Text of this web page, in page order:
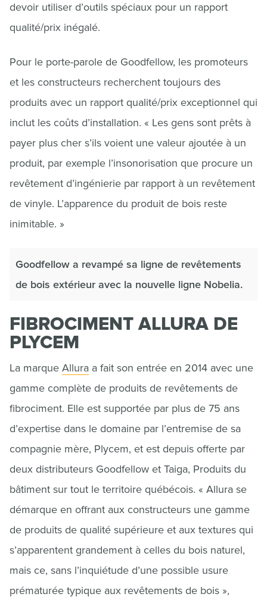
devoir utiliser d’outils spéciaux pour un rapport
qualité/prix inégalé.
Pour le porte-parole de Goodfellow, les promoteurs
et les constructeurs recherchent toujours des
produits avec un rapport qualité/prix exceptionnel qui
inclut les coûts d’installation. « Les gens sont prêts à
payer plus cher s’ils voient une valeur ajoutée à un
produit, par exemple l’insonorisation que procure un
revêtement d’ingénierie par rapport à un revêtement
de vinyle. L’apparence du produit de bois reste
inimitable. »
Goodfellow a revampé sa ligne de revêtements
de bois extérieur avec la nouvelle ligne Nobelia.
FIBROCIMENT ALLURA DE
PLYCEM
La marque Allura a fait son entrée en 2014 avec une
gamme complète de produits de revêtements de
fibrociment. Elle est supportée par plus de 75 ans
d’expertise dans le domaine par l’entremise de sa
compagnie mère, Plycem, et est depuis offerte par
deux distributeurs Goodfellow et Taiga, Produits du
bâtiment sur tout le territoire québécois. « Allura se
démarque en offrant aux constructeurs une gamme
de produits de qualité supérieure et aux textures qui
s’apparentent grandement à celles du bois naturel,
mais ce, sans l’inquiétude d’une possible usure
prématurée typique aux revêtements de bois »,